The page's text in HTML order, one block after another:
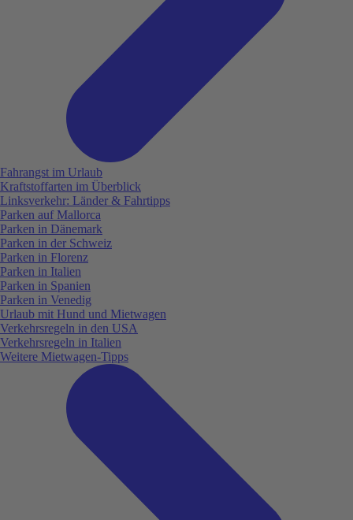
Fahrangst im Urlaub
Kraftstoffarten im Überblick
Linksverkehr: Länder & Fahrtipps
Parken auf Mallorca
Parken in Dänemark
Parken in der Schweiz
Parken in Florenz
Parken in Italien
Parken in Spanien
Parken in Venedig
Urlaub mit Hund und Mietwagen
Verkehrsregeln in den USA
Verkehrsregeln in Italien
Weitere Mietwagen-Tipps